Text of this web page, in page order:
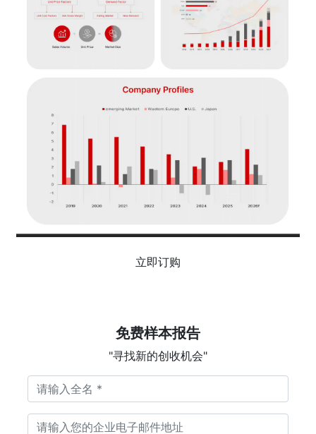
立即订购
免费样本报告
"寻找新的创收机会"